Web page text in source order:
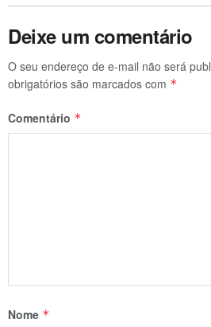
Deixe um comentário
O seu endereço de e-mail não será
obrigatórios são marcados com *
Comentário *
Nome *